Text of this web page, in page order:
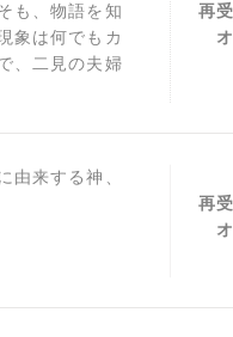
も、物語を知
象は何でもカ
、二見の夫婦
再
由来する神、
再